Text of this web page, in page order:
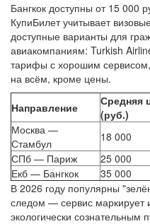
Бангкок доступны от 15 000
КупиБилет учитывает
доступные варианты для
авиакомпаниям: Turkish
тарифы с хорошим
на всём, кроме цены.
Направление
Средняя
(руб.)
Москва —
Стамбул
18 000
СПб — Париж
25 000
Екб — Бангкок
35 000
В 2026 году популярны
следом — сервис маркирует
экологически сознательным